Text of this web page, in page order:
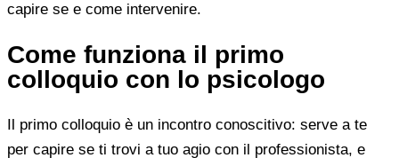
capire se e come intervenire.
Come funziona il primo
colloquio con lo psicologo
Il primo colloquio è un incontro conoscitivo: serve a te
per capire se ti trovi a tuo agio con il professionista, e